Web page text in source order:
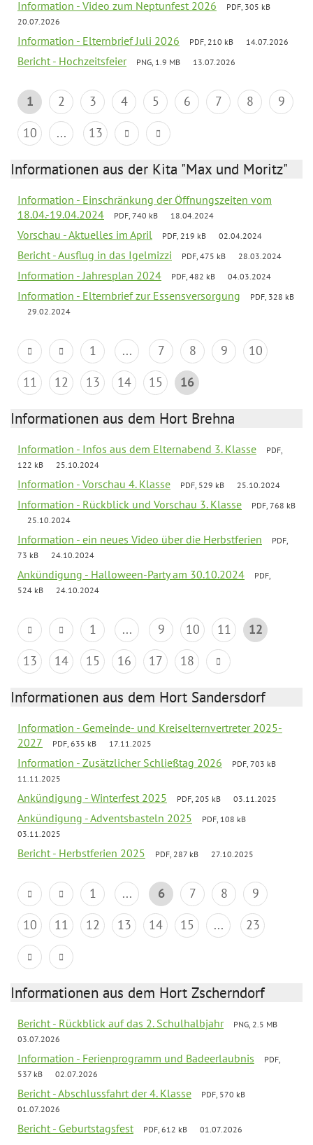
Information - Video zum Neptunfest 2026
PDF, 305 kB
20.07.2026
Information - Elternbrief Juli 2026 PDF, 210 kB 14.07.2026
Bericht - Hochzeitsfeier PNG, 1.9 MB 13.07.2026
1 2 3 4 5 6 7 8
9
10
... 13
Informationen aus der Kita "Max und Moritz"
Information - Einschränkung der Öffnungszeiten vom
18.04.-19.04.2024
PDF, 740 kB 18.04.2024
Vorschau - Aktuelles im April PDF, 219 kB 02.04.2024
Bericht - Ausflug in das Igelmizzi PDF, 475 kB 28.03.2024
Information - Jahresplan 2024 PDF, 482 kB 04.03.2024
Information - Elternbrief zur Essensversorgung
PDF, 328 kB
29.02.2024
1 ... 7 8 9
10
11
12 13 14 15 16
Informationen aus dem Hort Brehna
Information - Infos aus dem Elternabend 3. Klasse
PDF,
122 kB
25.10.2024
Information - Vorschau 4. Klasse PDF, 529 kB 25.10.2024
Information - Rückblick und Vorschau 3. Klasse
PDF, 768 kB
25.10.2024
Information - ein neues Video über die Herbstferien
PDF,
73 kB
24.10.2024
Ankündigung - Halloween-Party am 30.10.2024
PDF,
524 kB
24.10.2024
1 ... 9 10 11
12
13
14 15 16 17 18
Informationen aus dem Hort Sandersdorf
Information - Gemeinde- und Kreiselternvertreter 2025-
2027
PDF, 635 kB 17.11.2025
Information - Zusätzlicher Schließtag 2026
PDF, 703 kB
11.11.2025
Ankündigung - Winterfest 2025 PDF, 205 kB 03.11.2025
Ankündigung - Adventsbasteln 2025
PDF, 108 kB
03.11.2025
Bericht - Herbstferien 2025 PDF, 287 kB 27.10.2025
1 ... 6 7 8
9
10
11 12 13 14 15 ... 23
Informationen aus dem Hort Zscherndorf
Bericht - Rückblick auf das 2. Schulhalbjahr
PNG, 2.5 MB
03.07.2026
Information - Ferienprogramm und Badeerlaubnis
PDF,
537 kB
02.07.2026
Bericht - Abschlussfahrt der 4. Klasse
PDF, 570 kB
01.07.2026
Bericht - Geburtstagsfest PDF, 612 kB 01.07.2026